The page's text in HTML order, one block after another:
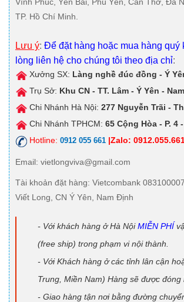
Vĩnh Phúc, Yên Bái, Phú Yên, Cần Thơ, Đà
TP. Hồ Chí Minh.
Lưu ý: Để đặt hàng hoặc mua hàng quý
lòng liên hệ cho chúng tôi theo địa chỉ:
Xưởng SX: Làng nghề đúc đồng - Ý
Trụ Sở: Khu CN - TT. Lâm - Ý Yên -
Chi Nhánh Hà Nội: 277 Nguyễn Trãi -
Chi Nhánh TPHCM: 65 Cộng Hòa - P. 4
Hotline: 0912 055 661 |Zalo:
Email: vietlongviva@gmail.com
Tài khoản đặt hàng: Vietcombank
Viết Long, CN Ý Yên, Nam Định
- Với khách hàng ở Hà NộiMIỄN PHÍ
(free ship) trong phạm vi nội thành.
- Với Khách hàng ở các tỉnh lân cận
Trung, Miền Nam) Hàng sẽ được đóng
- Giao hàng tận nơi bằng đường